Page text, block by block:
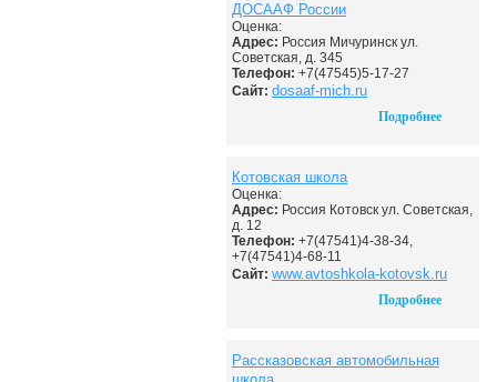
ДОСААФ России
Оценка:
Адрес: Россия Мичуринск ул.
Советская, д. 345
Телефон: +7(47545)5-17-27
Сайт: dosaaf-mich.ru
Подробнее
Котовская школа
Оценка:
Адрес: Россия Котовск ул. Советская,
д. 12
Телефон: +7(47541)4-38-34,
+7(47541)4-68-11
Сайт: www.avtoshkola-kotovsk.ru
Подробнее
Рассказовская автомобильная